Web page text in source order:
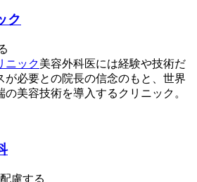
ク
美容外科医には経験や技術だ
が必要との院長の信念のもと、世界
美容技術を導入するクリニック。
慮する